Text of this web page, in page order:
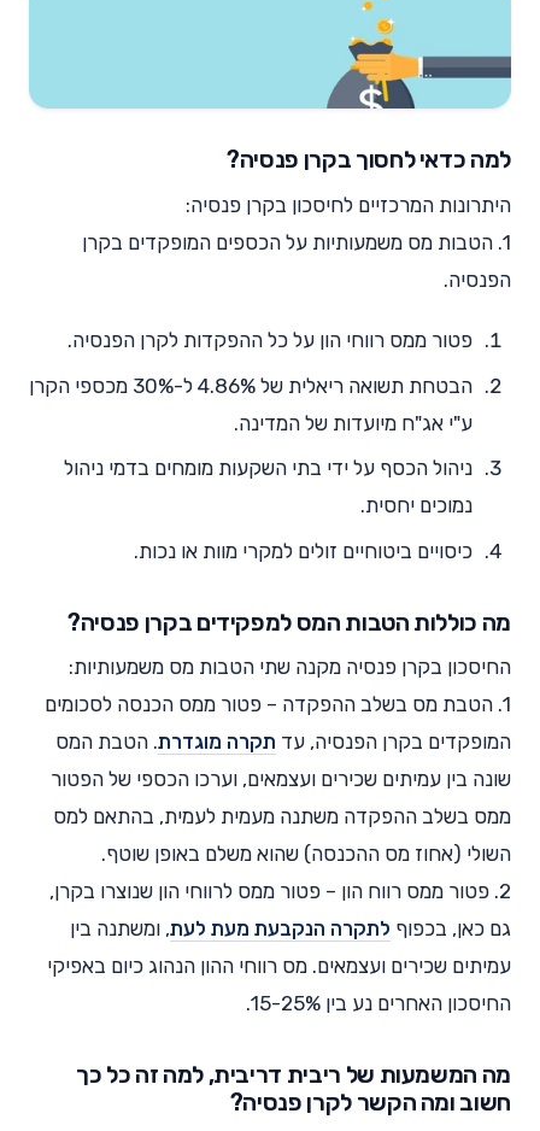
למה כדאי לחסוך בקרן פנסיה?
היתרונות המרכזיים לחיסכון בקרן פנסיה:
1. הטבות מס משמעותיות על הכספים המופקדים בקרן
הפנסיה.
פטור ממס רווחי הון על כל ההפקדות לקרן הפנסיה.
הבטחת תשואה ריאלית של 4.86% ל-30% מכספי הקרן
ע"י אג"ח מיועדות של המדינה.
ניהול הכסף על ידי בתי השקעות מומחים בדמי ניהול
נמוכים יחסית.
כיסויים ביטוחיים זולים למקרי מוות או נכות.
מה כוללות הטבות המס למפקידים בקרן פנסיה?
החיסכון בקרן פנסיה מקנה שתי הטבות מס משמעותיות:
1. הטבת מס בשלב ההפקדה – פטור ממס הכנסה לסכומים
המופקדים בקרן הפנסיה, עד תקרה מוגדרת. הטבת המס
שונה בין עמיתים שכירים ועצמאים, וערכו הכספי של הפטור
ממס בשלב ההפקדה משתנה מעמית לעמית, בהתאם למס
השולי (אחוז מס ההכנסה) שהוא משלם באופן שוטף.
2. פטור ממס רווח הון – פטור ממס לרווחי הון שנוצרו בקרן,
גם כאן, בכפוף לתקרה הנקבעת מעת לעת, ומשתנה בין
עמיתים שכירים ועצמאים. מס רווחי ההון הנהוג כיום באפיקי
החיסכון האחרים נע בין 15-25%.
מה המשמעות של ריבית דריבית, למה זה כל כך
חשוב ומה הקשר לקרן פנסיה?